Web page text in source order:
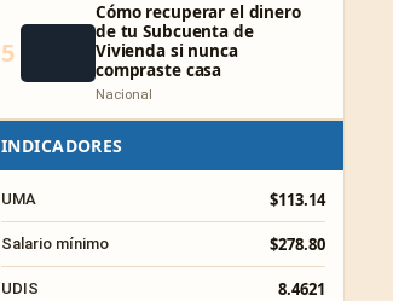
5
Cómo recuperar el dinero
de tu Subcuenta de
Vivienda si nunca
compraste casa
Nacional
INDICADORES
UMA $113.14
Salario mínimo $278.80
UDIS 8.4621